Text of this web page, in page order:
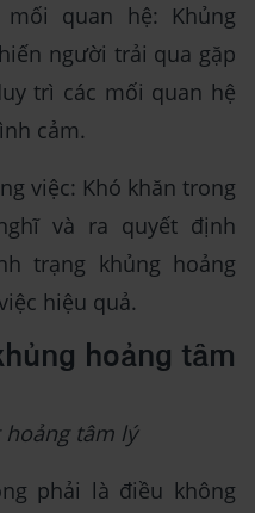
quan hệ: Khủng
người trải qua gặp
trì các mối quan hệ
cảm.
việc: Khó khăn trong
và ra quyết định
trạng khủng hoảng
hiệu quả.
hoảng tâm
tâm lý
phải là điều không